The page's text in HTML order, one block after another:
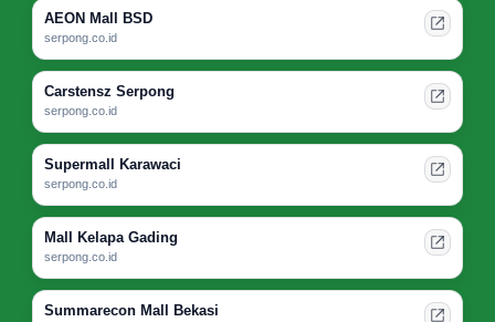
AEON Mall BSD
serpong.co.id
Carstensz Serpong
serpong.co.id
Supermall Karawaci
serpong.co.id
Mall Kelapa Gading
serpong.co.id
Summarecon Mall Bekasi